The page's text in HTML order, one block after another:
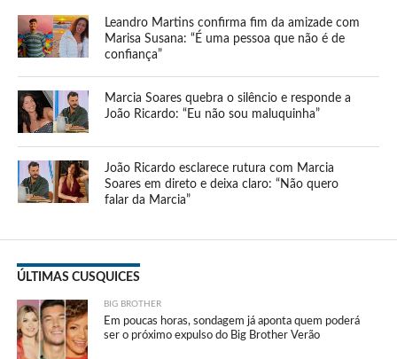
Leandro Martins confirma fim da amizade com
Marisa Susana: “É uma pessoa que não é de
confiança”
Marcia Soares quebra o silêncio e responde a
João Ricardo: “Eu não sou maluquinha”
João Ricardo esclarece rutura com Marcia
Soares em direto e deixa claro: “Não quero
falar da Marcia”
ÚLTIMAS CUSQUICES
BIG BROTHER
Em poucas horas, sondagem já aponta quem poderá
ser o próximo expulso do Big Brother Verão